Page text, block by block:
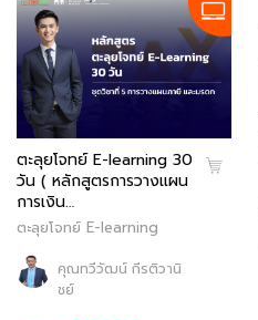
ตะลุยโจทย์ E-learning 30
วัน ( หลักสูตรการวางแผน
การเงิน…
ตะลุยโจทย์ E-learning
คุณทวีวัฒน์ กีรติวานิ
ชย์